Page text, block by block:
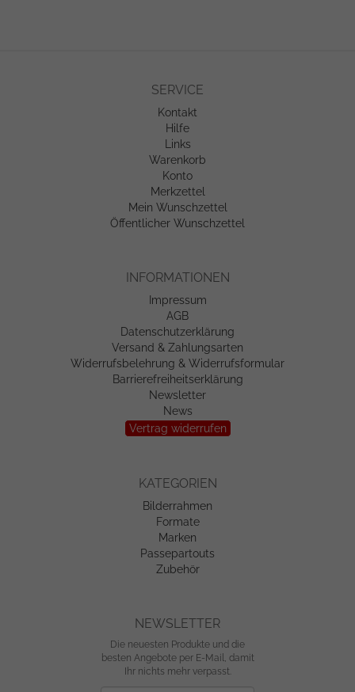
SERVICE
Kontakt
Hilfe
Links
Warenkorb
Konto
Merkzettel
Mein Wunschzettel
Öffentlicher Wunschzettel
INFORMATIONEN
Impressum
AGB
Datenschutzerklärung
Versand & Zahlungsarten
Widerrufsbelehrung & Widerrufsformular
Barrierefreiheitserklärung
Newsletter
News
Vertrag widerrufen
KATEGORIEN
Bilderrahmen
Formate
Marken
Passepartouts
Zubehör
NEWSLETTER
Die neuesten Produkte und die
besten Angebote per E-Mail, damit
Ihr nichts mehr verpasst.